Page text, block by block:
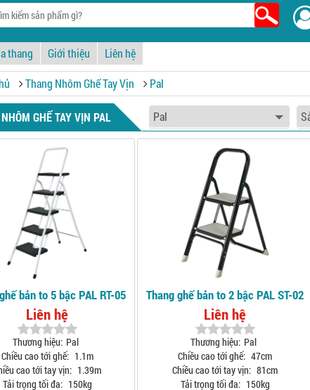
thang Giới thiệu Liên hệ
Thang Nhôm Ghế Tay Vịn Pal
GHẾ TAY VỊN PAL
bản to 5 bậc PAL RT-05
Liên hệ
Thương hiệu: Pal
Chiều cao tới ghế: 1.1m
cao tới tay vịn: 1.39m
Tải trọng tối đa: 150kg
Thang ghế bản to 2 bậc PAL ST-02
Liên hệ
Thương hiệu: Pal
Chiều cao tới ghế: 47cm
Chiều cao tới tay vịn: 81cm
Tải trọng tối đa: 150kg